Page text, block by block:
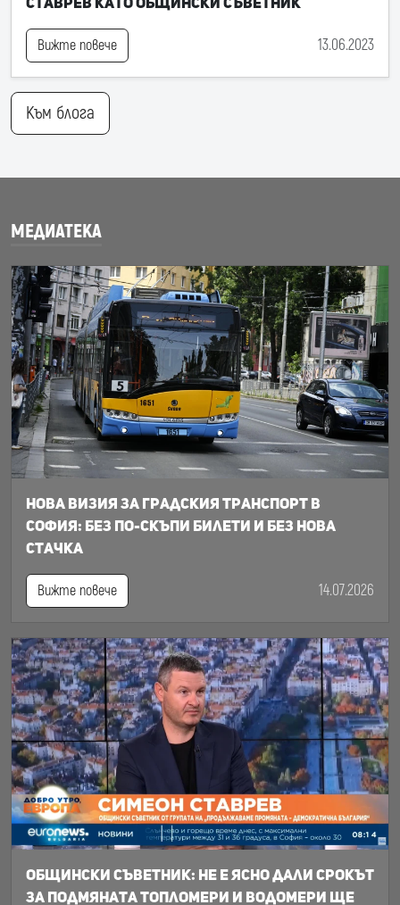
Вижте повече 13.06.2023
Към блога
МЕДИАТЕКА
Нова визия за градския транспорт в
София: Без по-скъпи билети и без нова
стачка
Вижте повече 14.07.2026
Общински съветник: Не е ясно дали срокът
за подмяната топломери и водомери ще